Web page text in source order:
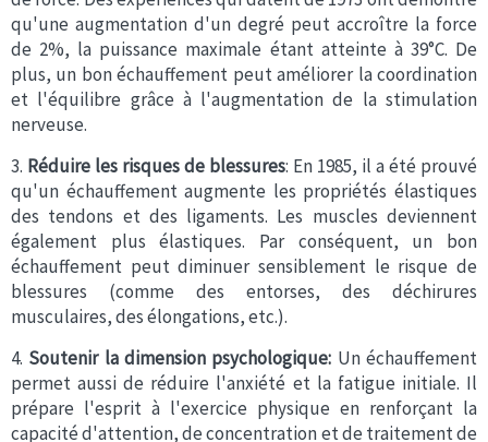
qu'une augmentation d'un degré peut accroître la force
de 2%, la puissance maximale étant atteinte à 39°C. De
plus, un bon échauffement peut améliorer la coordination
et l'équilibre grâce à l'augmentation de la stimulation
nerveuse.
3. Réduire les risques de blessures: En 1985, il a été prouvé
qu'un échauffement augmente les propriétés élastiques
des tendons et des ligaments. Les muscles deviennent
également plus élastiques. Par conséquent, un bon
échauffement peut diminuer sensiblement le risque de
blessures (comme des entorses, des déchirures
musculaires, des élongations, etc.).
4. Soutenir la dimension psychologique: Un échauffement
permet aussi de réduire l'anxiété et la fatigue initiale. Il
prépare l'esprit à l'exercice physique en renforçant la
capacité d'attention, de concentration et de traitement de